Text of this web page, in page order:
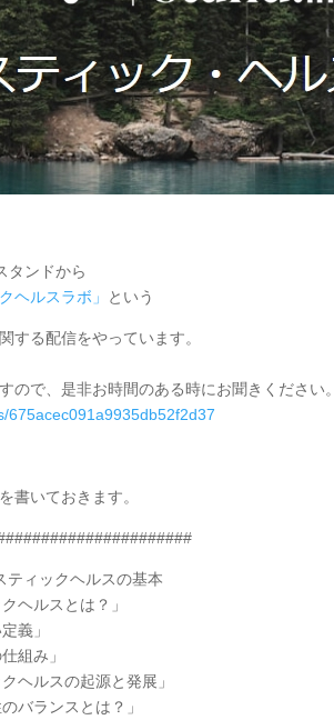
タンドから
ヘルスラボ」 という
する配信をやっています。
ので、是非お時間のある時にお聞きください。
675acec091a9935db52f2d37
書いておきます。
ティックヘルスの基本
ヘルスとは？」
義」
組み」
ヘルスの起源と発展」
バランスとは？」